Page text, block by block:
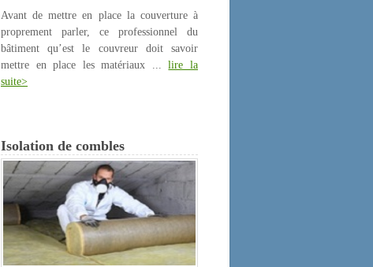
Avant de mettre en place la couverture à
proprement parler, ce professionnel du
bâtiment qu’est le couvreur doit savoir
mettre en place les matériaux ...lire la
suite>
Isolation de combles